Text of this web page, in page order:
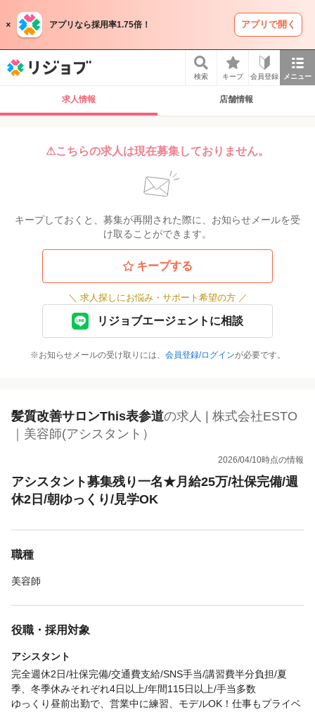
アプリなら採用率1.75倍！ アプリで開く
検索 キープ 会員登録 メニュー
求人情報 店舗情報
⚠こちらの求人は現在募集しておりません。
キープしておくと、募集が再開された際に、お知らせメールを受
け取ることができます。
キープする
＼ 求人探しにお悩み・サポート希望の方 ／
リジョブエージェントに相談
※お知らせメールの受け取りには、 会員登録/ログインが必要です。
髪質改善サロンThis表参道の求人 | 株式会社ESTO
｜美容師(アシスタント）
2026/04/10時点の情報
アシスタント募集残り一名★月給25万/社保完備/週
休2日/朝ゆっくり/見学OK
職種
美容師
役職・採用対象
アシスタント
完全週休2日/社保完備/交通費支給/SNS手当/講習費半分負担/夏
季、冬季休みそれぞれ4日以上/年間115日以上/手当多数
ゆっくり昼前出勤で、営業中に練習、モデルOK！仕事もプライベ